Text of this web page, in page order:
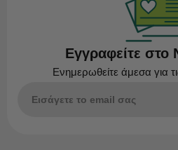
Εγγραφείτε στο
Ενημερωθείτε άμεσα για